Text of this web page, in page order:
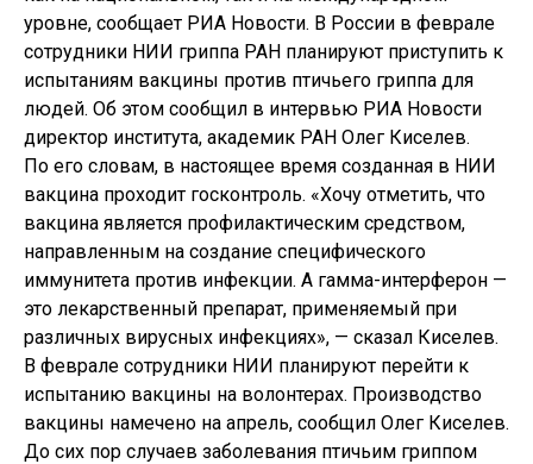
уровне, сообщает РИА Новости. В России в феврале
сотрудники НИИ гриппа РАН планируют приступить к
испытаниям вакцины против птичьего гриппа для
людей. Об этом сообщил в интервью РИА Новости
директор института, академик РАН Олег Киселев.
По его словам, в настоящее время созданная в НИИ
вакцина проходит госконтроль. «Хочу отметить, что
вакцина является профилактическим средством,
направленным на создание специфического
иммунитета против инфекции. А гамма-интерферон —
это лекарственный препарат, применяемый при
различных вирусных инфекциях», — сказал Киселев.
В феврале сотрудники НИИ планируют перейти к
испытанию вакцины на волонтерах. Производство
вакцины намечено на апрель, сообщил Олег Киселев.
До сих пор случаев заболевания птичьим гриппом